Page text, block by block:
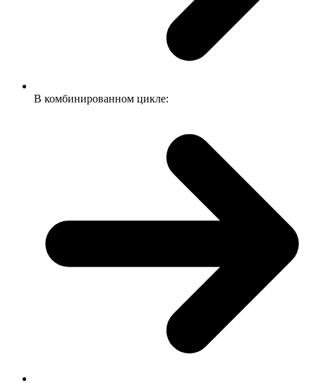
В комбинированном цикле: